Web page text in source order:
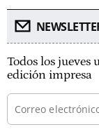
Todos los jueves
edición impresa